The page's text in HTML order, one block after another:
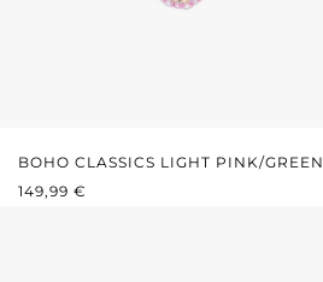
BOHO CLASSICS LIGHT PINK/GREEN
PRIX RÉGULIER :
149,99 €